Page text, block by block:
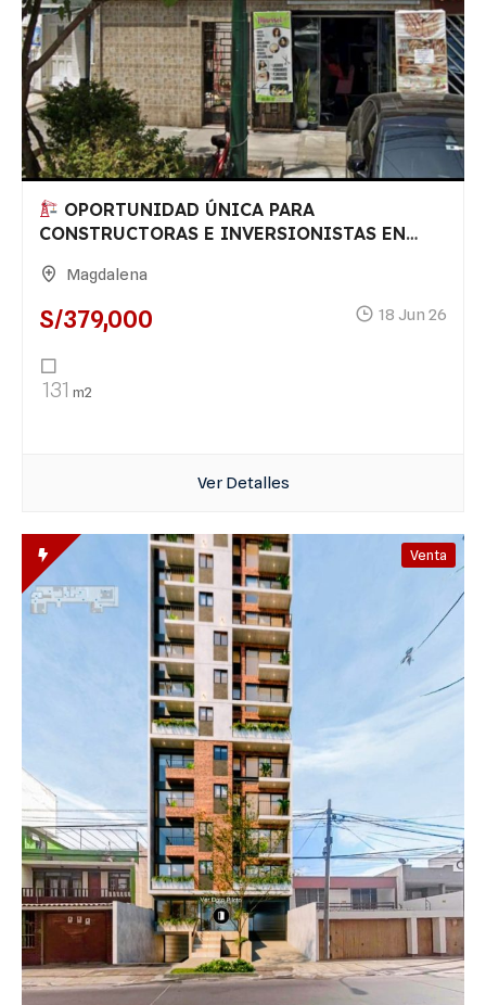
OPORTUNIDAD ÚNICA PARA
CONSTRUCTORAS E INVERSIONISTAS EN
Magdalena
S/379,000 18 Jun 26
131 m2
Ver Detalles
Venta